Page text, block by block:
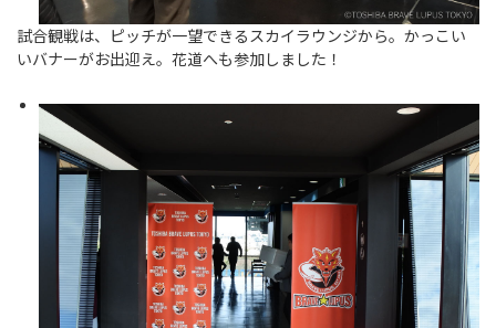
試合観戦は、ピッチが一望できるスカイラウンジから。かっこい
いバナーがお出迎え。花道へも参加しました！